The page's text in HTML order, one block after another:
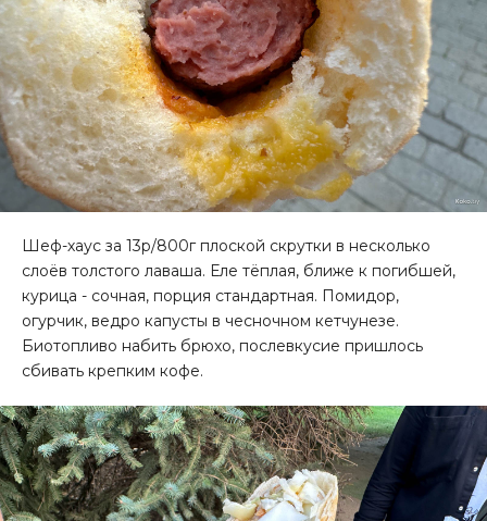
Шеф-хаус за 13р/800г плоской скрутки в несколько
слоёв толстого лаваша. Еле тёплая, ближе к погибшей,
курица - сочная, порция стандартная. Помидор,
огурчик, ведро капусты в чесночном кетчунезе.
Биотопливо набить брюхо, послевкусие пришлось
сбивать крепким кофе.